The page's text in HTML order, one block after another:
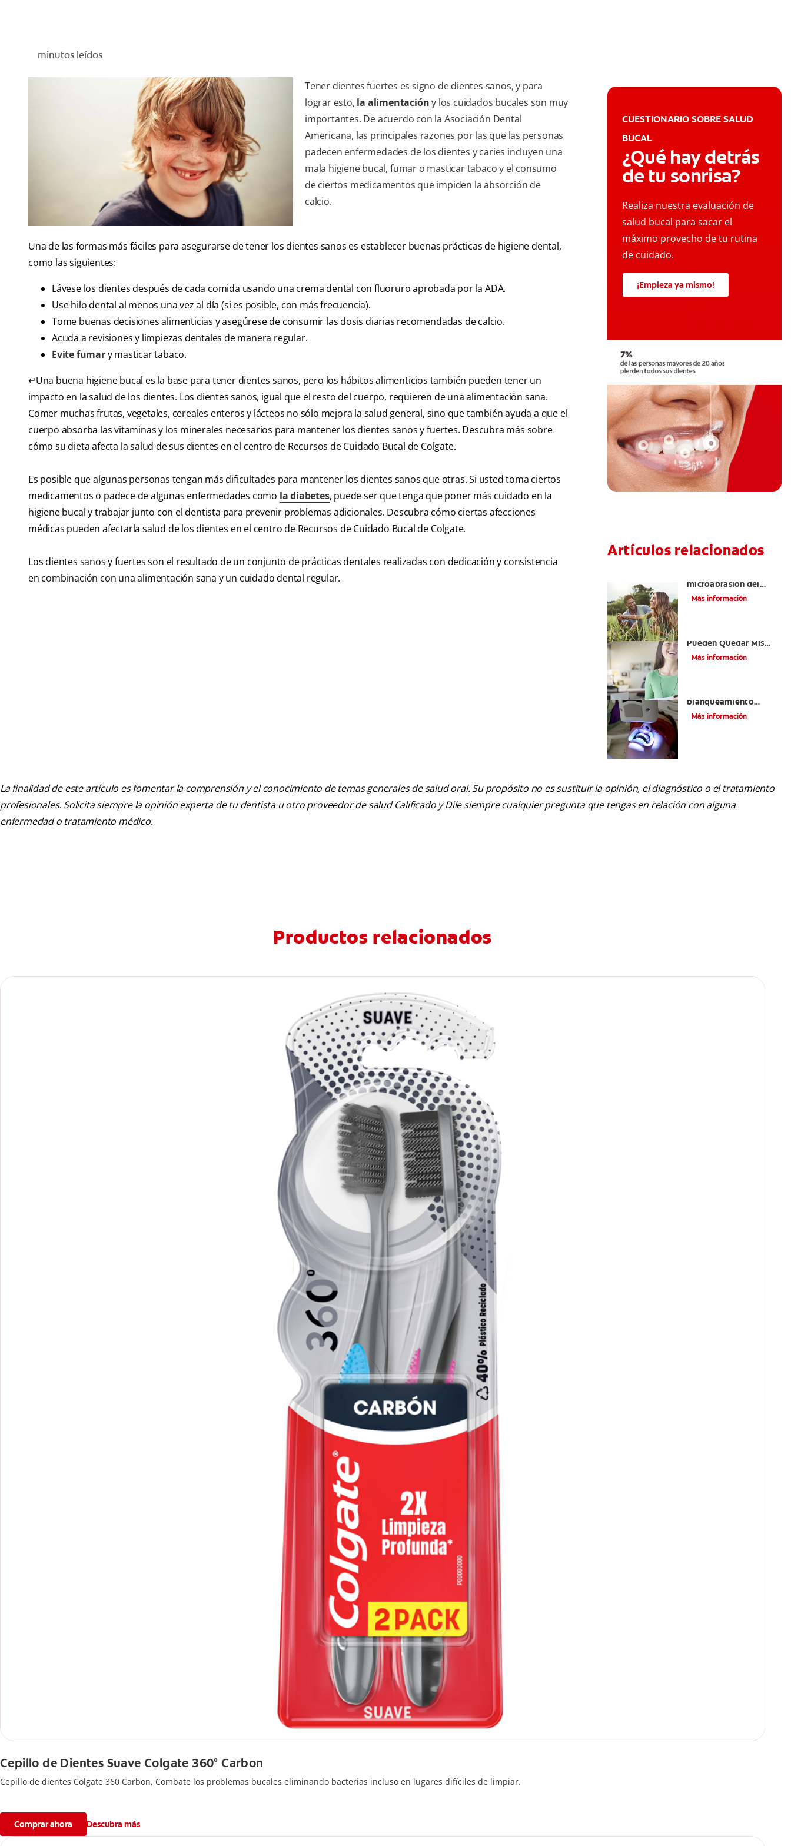
minutos leídos
Tener dientes fuertes es signo de dientes sanos, y para
lograr esto, la alimentacióny los cuidados bucales son muy
importantes. De acuerdo con la Asociación Dental
Americana, las principales razones por las que las personas
padecen enfermedades de los dientes y caries incluyen una
mala higiene bucal, fumar o masticar tabaco y el consumo
de ciertos medicamentos que impiden la absorción de
calcio.
Una de las formas más fáciles para asegurarse de tener los dientes sanos es establecer buenas prácticas de higiene dental,
como las siguientes:
Lávese los dientes después de cada comida usando una crema dental con fluoruro aprobada por la ADA.
Use hilo dental al menos una vez al día (si es posible, con más frecuencia).
Tome buenas decisiones alimenticias y asegúrese de consumir las dosis diarias recomendadas de calcio.
Acuda a revisiones y limpiezas dentales de manera regular.
Evite fumary masticar tabaco.
↵Una buena higiene bucal es la base para tener dientes sanos, pero los hábitos alimenticios también pueden tener un
impacto en la salud de los dientes. Los dientes sanos, igual que el resto del cuerpo, requieren de una alimentación sana.
Comer muchas frutas, vegetales, cereales enteros y lácteos no sólo mejora la salud general, sino que también ayuda a que el
cuerpo absorba las vitaminas y los minerales necesarios para mantener los dientes sanos y fuertes. Descubra más sobre
cómo su dieta afecta la salud de sus dientes en el centro de Recursos de Cuidado Bucal de Colgate.
Es posible que algunas personas tengan más dificultades para mantener los dientes sanos que otras. Si usted toma ciertos
medicamentos o padece de algunas enfermedades como la diabetes, puede ser que tenga que poner más cuidado en la
higiene bucal y trabajar junto con el dentista para prevenir problemas adicionales. Descubra cómo ciertas afecciones
médicas pueden afectarla salud de los dientes en el centro de Recursos de Cuidado Bucal de Colgate.
Los dientes sanos y fuertes son el resultado de un conjunto de prácticas dentales realizadas con dedicación y consistencia
en combinación con una alimentación sana y un cuidado dental regular.
CUESTIONARIO SOBRE SALUD
BUCAL
¿Qué hay detrás
de tu sonrisa?
Realiza nuestra evaluación de
salud bucal para sacar el
máximo provecho de tu rutina
de cuidado.
¡Empieza ya mismo!
Artículos relacionados
microabrasión del
esmalte?
Más información
Pueden Quedar Mis
Dientes?
Más información
blanqueamiento
dental con rayos UV?
Más información
La finalidad de este artículo es fomentar la comprensión y el conocimiento de temas generales de salud oral. Su propósito no es sustituir la opinión, el diagnóstico o el tratamiento
profesionales. Solicita siempre la opinión experta de tu dentista u otro proveedor de salud Calificado y Dile siempre cualquier pregunta que tengas en relación con alguna
enfermedad o tratamiento médico.
Productos relacionados
Cepillo de Dientes Suave Colgate 360° Carbon
Cepillo de dientes Colgate 360 ​​Carbon, Combate los problemas bucales eliminando bacterias incluso en lugares difíciles de limpiar.
Comprar ahora Descubra más